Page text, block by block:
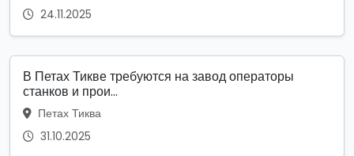
24.11.2025
В Петах Тикве требуются на завод операторы
станков и прои...
Петах Тиква
31.10.2025